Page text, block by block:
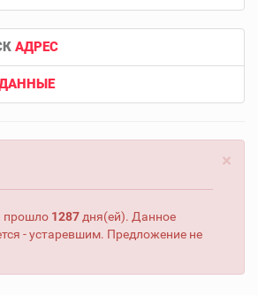
АДРЕС
×
прошло 1287 дня(ей). Данное
- устаревшим. Предложение не